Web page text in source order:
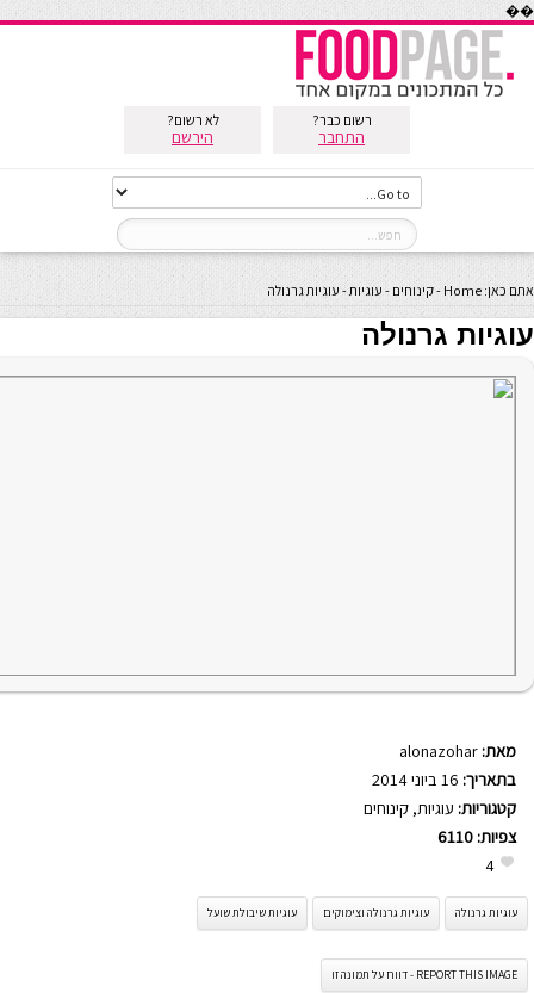
��
רשום כבר?
התחבר
לא רשום?
הירשם
אתם כאן: Home
-קינוחים - עוגיות- עוגיות גרנולה
עוגיות גרנולה
מאת: alonazohar
בתאריך:
קטגוריות: עוגיות, קינוחים
צפיות: 6110
4
עוגיות גרנולה עוגיות גרנולה וצימוקים עוגיות שיבולת שועל
REPORT THIS IMAGE - דווח על תמונה זו